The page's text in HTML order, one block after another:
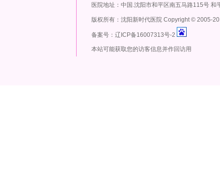
医院地址：中国.沈阳市和平区南五马路115号 和
版权所有：沈阳新时代医院 Copyright© 2005-
备案号：辽ICP备16007313号-2
本站可能获取您的访客信息并作回访用